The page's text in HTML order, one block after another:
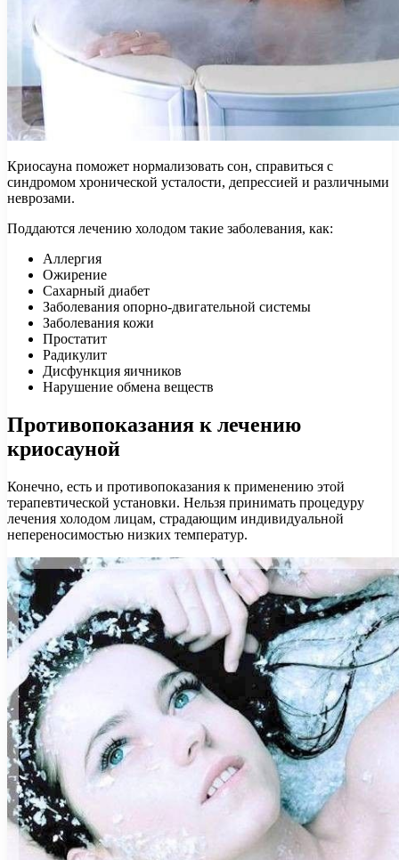
Криосауна поможет нормализовать сон, справиться с
синдромом хронической усталости, депрессией и различными
неврозами.
Поддаются лечению холодом такие заболевания, как:
Аллергия
Ожирение
Сахарный диабет
Заболевания опорно-двигательной системы
Заболевания кожи
Простатит
Радикулит
Дисфункция яичников
Нарушение обмена веществ
Противопоказания к лечению
криосауной
Конечно, есть и противопоказания к применению этой
терапевтической установки. Нельзя принимать процедуру
лечения холодом лицам, страдающим индивидуальной
непереносимостью низких температур.